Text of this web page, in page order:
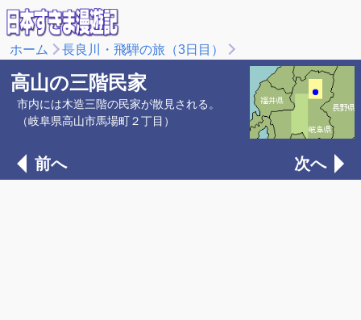
ホーム 長良川・飛騨の旅（3日目）
高山の三階民家
市内には木造三階の民家が散見される。
（岐阜県高山市馬場町２丁目）
前へ 次へ